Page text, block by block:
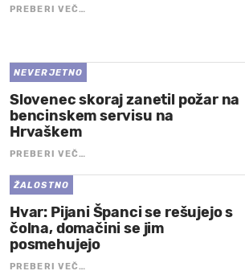
PREBERI VEČ…
NEVERJETNO
Slovenec skoraj zanetil požar na
bencinskem servisu na
Hrvaškem
PREBERI VEČ…
ŽALOSTNO
Hvar: Pijani Španci se rešujejo s
čolna, domačini se jim
posmehujejo
PREBERI VEČ…